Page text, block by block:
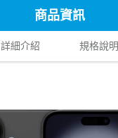
商品資訊
詳細介紹 規格說明